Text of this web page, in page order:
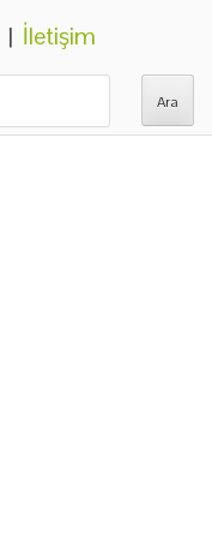
| İletişim